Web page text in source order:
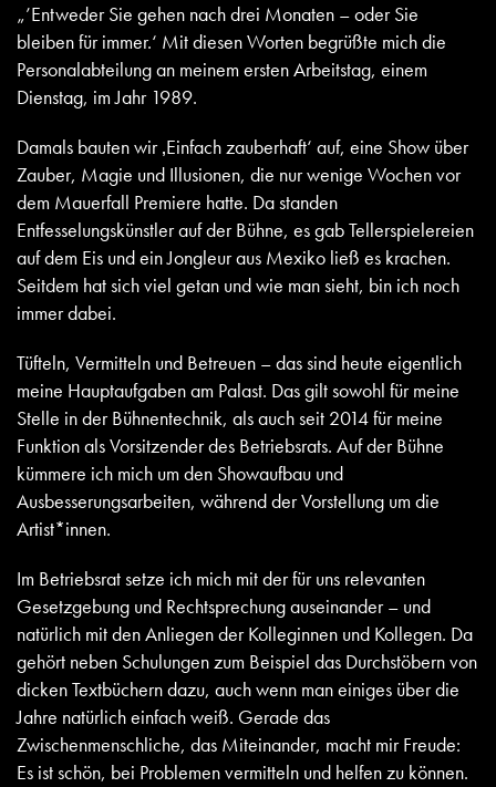
„’Entweder Sie gehen nach drei Monaten – oder Sie
bleiben für immer.‘ Mit diesen Worten begrüßte mich die
Personalabteilung an meinem ersten Arbeitstag, einem
Dienstag, im Jahr 1989.
Damals bauten wir ‚Einfach zauberhaft‘ auf, eine Show über
Zauber, Magie und Illusionen, die nur wenige Wochen vor
dem Mauerfall Premiere hatte. Da standen
Entfesselungskünstler auf der Bühne, es gab Tellerspielereien
auf dem Eis und ein Jongleur aus Mexiko ließ es krachen.
Seitdem hat sich viel getan und wie man sieht, bin ich noch
immer dabei.
Tüfteln, Vermitteln und Betreuen – das sind heute eigentlich
meine Hauptaufgaben am Palast. Das gilt sowohl für meine
Stelle in der Bühnentechnik, als auch seit 2014 für meine
Funktion als Vorsitzender des Betriebsrats. Auf der Bühne
kümmere ich mich um den Showaufbau und
Ausbesserungsarbeiten, während der Vorstellung um die
Artist*innen.
Im Betriebsrat setze ich mich mit der für uns relevanten
Gesetzgebung und Rechtsprechung auseinander – und
natürlich mit den Anliegen der Kolleginnen und Kollegen. Da
gehört neben Schulungen zum Beispiel das Durchstöbern von
dicken Textbüchern dazu, auch wenn man einiges über die
Jahre natürlich einfach weiß. Gerade das
Zwischenmenschliche, das Miteinander, macht mir Freude:
Es ist schön, bei Problemen vermitteln und helfen zu können.